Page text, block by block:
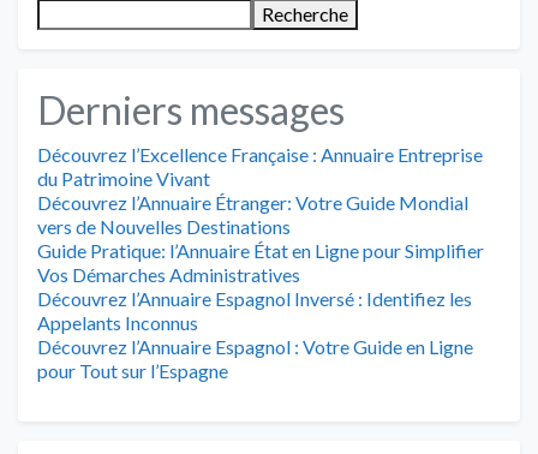
Recherche
Derniers messages
Découvrez l’Excellence Française : Annuaire Entreprise
du Patrimoine Vivant
Découvrez l’Annuaire Étranger: Votre Guide Mondial
vers de Nouvelles Destinations
Guide Pratique: l’Annuaire État en Ligne pour Simplifier
Vos Démarches Administratives
Découvrez l’Annuaire Espagnol Inversé : Identifiez les
Appelants Inconnus
Découvrez l’Annuaire Espagnol : Votre Guide en Ligne
pour Tout sur l’Espagne